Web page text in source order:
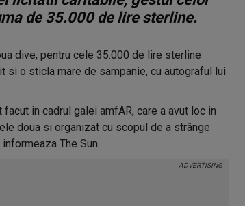
de 35.000 de lire sterline.
dive, pentru cele 35.000 de lire sterline
si o sticla mare de sampanie, cu autograful lui
in cadrul galei amfAR, care a avut loc in
doua si organizat cu scopul de a strânge
The Sun.